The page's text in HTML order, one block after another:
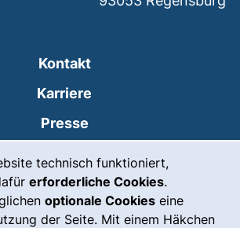
technisch funktioniert,
erforderliche Cookies.
optionale Cookies eine
der Seite. Mit einem Häkchen
Kontakt
Karriere
Presse
Leichte Sprache
Gebärdensprache